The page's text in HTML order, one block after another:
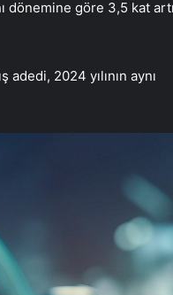
dönemine göre 3,5 kat
2024 yılının aynı